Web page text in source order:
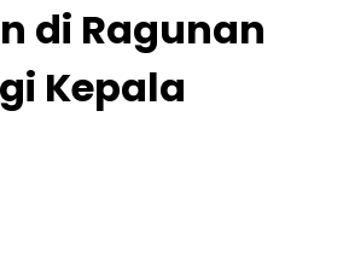
di Ragunan
Kepala